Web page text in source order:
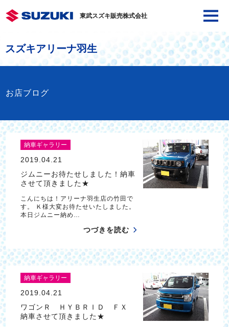
東武スズキ販売株式会社
スズキアリーナ羽生
お店ブログ
納車ギャラリー
2019.04.21
ジムニーお待たせしました！納車
させて頂きました★
こんにちは！アリーナ羽生店の竹田で
す。 Ｋ様大変お待たせいたしました。
本日ジムニー納め…
つづきを読む
納車ギャラリー
2019.04.21
ワゴンＲ ＨＹＢＲＩＤ ＦＸ
納車させて頂きました★